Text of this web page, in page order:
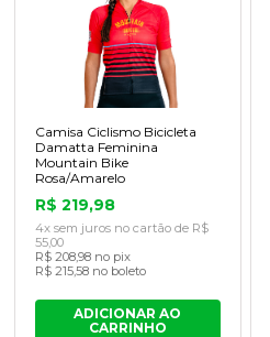
Camisa Ciclismo Bicicleta
Damatta Feminina
Mountain Bike
Rosa/Amarelo
R$ 219,98
4x sem juros no cartão de R$
55,00
R$ 208,98 no pix
R$ 215,58 no boleto
ADICIONAR AO
CARRINHO